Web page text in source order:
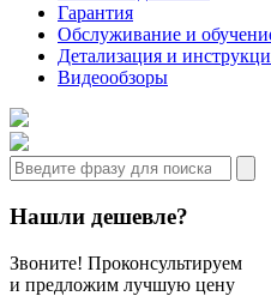
Гарантия
Обслуживание и
Детализация и
Видеообзоры
Нашли дешевле?
Звоните! Проконсультируем
и предложим лучшую цену